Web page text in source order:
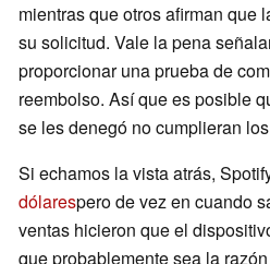
mientras que otros afirman que
su solicitud. Vale la pena
proporcionar una prueba de
reembolso. Así que es posible
se les denegó no cumplieran
Si echamos la vista atrás,
dólarespero de vez en cuando
ventas hicieron que el
que probablemente sea la